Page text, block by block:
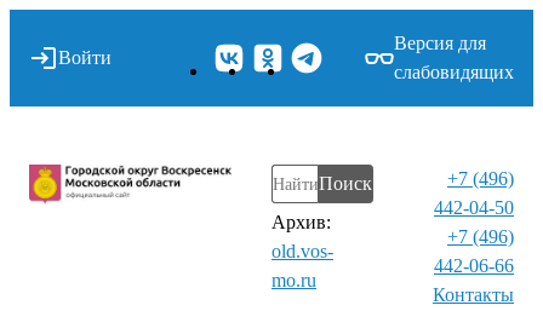
Войти
Версия для
слабовидящих
Поиск
Архив:
old.vos-
mo.ru
+7 (496)
442-04-50
+7 (496)
442-06-66
Контакты⁠